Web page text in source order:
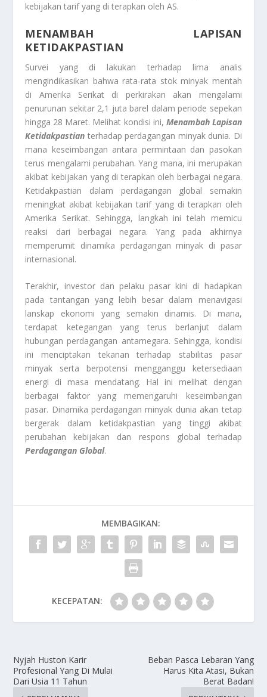
kebijakan tarif yang di terapkan oleh AS.
MENAMBAH LAPISAN
KETIDAKPASTIAN
Survei yang di lakukan terhadap lima analis
mengindikasikan bahwa rata-rata stok minyak mentah
di Amerika Serikat di perkirakan akan mengalami
penurunan sekitar 2,1 juta barel dalam periode sepekan
hingga 28 Maret. Melihat kondisi ini, Menambah Lapisan
Ketidakpastian terhadap perdagangan minyak dunia. Di
mana keseimbangan antara permintaan dan pasokan
terus mengalami perubahan. Yang mana, ini merupakan
akibat kebijakan yang di terapkan oleh berbagai negara.
Ketidakpastian dalam perdagangan global semakin
meningkat akibat kebijakan tarif yang di terapkan oleh
Amerika Serikat. Sehingga, langkah ini telah memicu
reaksi dari berbagai negara. Yang pada akhirnya
memperumit dinamika perdagangan minyak di pasar
internasional.
Terakhir, investor dan pelaku pasar kini di hadapkan
pada tantangan yang lebih besar dalam menavigasi
lanskap ekonomi yang semakin dinamis. Di mana,
terdapat ketegangan yang terus berlanjut dalam
hubungan perdagangan antarnegara. Sehingga, kondisi
ini menciptakan tekanan terhadap stabilitas pasar
minyak serta berpotensi mengganggu ketersediaan
energi di masa mendatang. Hal ini melihat dengan
berbagai faktor yang memengaruhi keseimbangan
pasar. Dinamika perdagangan minyak dunia akan tetap
bergerak dalam ketidakpastian yang tinggi akibat
perubahan kebijakan dan respons global terhadap
Perdagangan Global.
MEMBAGIKAN:
KECEPATAN:
Nyjah Huston Karir
Profesional Yang Di Mulai
Dari Usia 11 Tahun
Beban Pasca Lebaran Yang
Harus Kita Atasi, Bukan
Berat Badan!